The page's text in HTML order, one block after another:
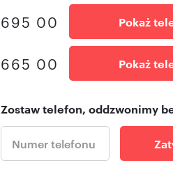
695 00 Pokaż
665 00 Pokaż
Zostaw telefon, oddzwonimy